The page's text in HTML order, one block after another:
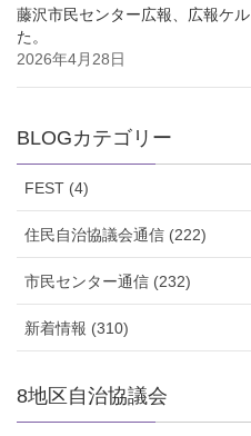
藤沢市民センター広報、広報ケ
た。
2026年4月28日
BLOGカテゴリー
FEST (4)
住民自治協議会通信 (222)
市民センター通信 (232)
新着情報 (310)
8地区自治協議会